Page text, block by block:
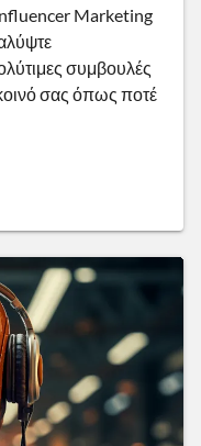
Marketing
συμβουλές
σας όπως ποτέ